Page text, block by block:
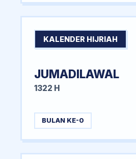
KALENDER HIJRIAH
JUMADILAWAL
1322 H
BULAN KE-0